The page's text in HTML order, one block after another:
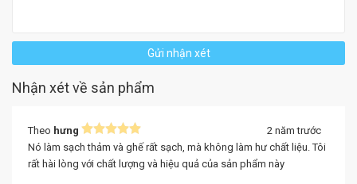
Gửi nhận xét
Nhận xét về sản phẩm
Theo hưng
2 năm trước
Nó làm sạch thảm và ghế rất sạch, mà không làm hư chất liệu. Tôi
rất hài lòng với chất lượng và hiệu quả của sản phẩm này